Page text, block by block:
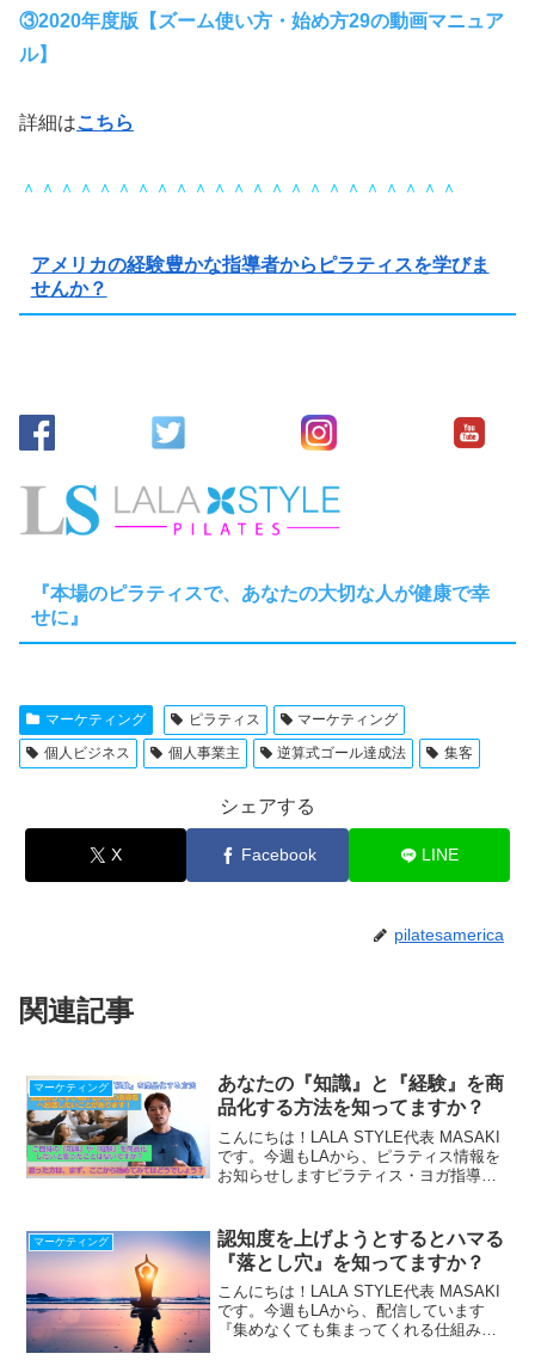
③2020年度版【ズーム使い方・始め方29の動画マニュア
ル】
詳細はこちら
＾＾＾＾＾＾＾＾＾＾＾＾＾＾＾＾＾＾＾＾＾＾＾
アメリカの経験豊かな指導者からピラティスを学びま
せんか？
『本場のピラティスで、あなたの大切な人が健康で幸
せに』
マーケティング ピラティス
マーケティング
個人ビジネス
個人事業主 逆算式ゴール達成法 集客
シェアする
X Facebook LINE
pilatesamerica
関連記事
マーケティング
あなたの『知識』と『経験』を商
品化する方法を知ってますか？
こんにちは！LALA STYLE代表 MASAKI
です。今週もLAから、ピラティス情報を
お知らせしますピラティス・ヨガ指導者
でも、資格貧乏という言葉も、一方で聞
いた...
マーケティング
認知度を上げようとするとハマる
『落とし穴』を知ってますか？
こんにちは！LALA STYLE代表 MASAKI
です。今週もLAから、配信しています
『集めなくても集まってくれる仕組み』